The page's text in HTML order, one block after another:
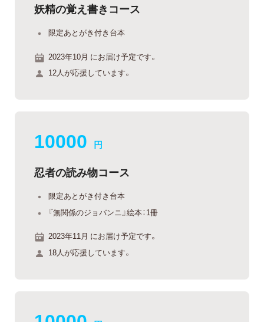
妖精の覚え書きコース
限定あとがき付き台本
2023年10月 にお届け予定です。
12人が応援しています。
10000 円
忍者の読み物コース
限定あとがき付き台本
『無関係のジョバンニ』絵本：1冊
2023年11月 にお届け予定です。
18人が応援しています。